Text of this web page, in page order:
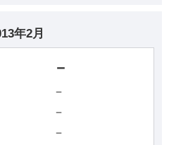
年2月
－
－
－
－